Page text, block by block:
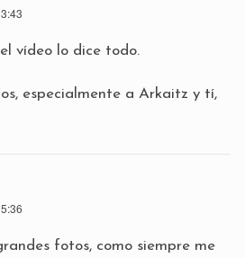
vídeo lo dice todo.
especialmente a Arkaitz y tí,
fotos, como siempre me